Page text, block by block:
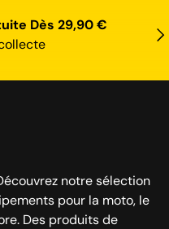
Dès 29,90 €
notre sélection
pour la moto, le
Des produits de